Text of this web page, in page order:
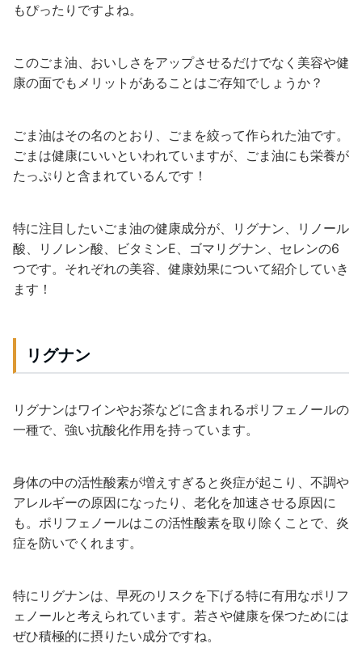
もぴったりですよね。
このごま油、おいしさをアップさせるだけでなく美容や健
康の面でもメリットがあることはご存知でしょうか？
ごま油はその名のとおり、ごまを絞って作られた油です。
ごまは健康にいいといわれていますが、ごま油にも栄養が
たっぷりと含まれているんです！
特に注目したいごま油の健康成分が、リグナン、リノール
酸、リノレン酸、ビタミンE、ゴマリグナン、セレンの6
つです。それぞれの美容、健康効果について紹介していき
ます！
リグナン
リグナンはワインやお茶などに含まれるポリフェノールの
一種で、強い抗酸化作用を持っています。
身体の中の活性酸素が増えすぎると炎症が起こり、不調や
アレルギーの原因になったり、老化を加速させる原因に
も。ポリフェノールはこの活性酸素を取り除くことで、炎
症を防いでくれます。
特にリグナンは、早死のリスクを下げる特に有用なポリフ
ェノールと考えられています。若さや健康を保つためには
ぜひ積極的に摂りたい成分ですね。